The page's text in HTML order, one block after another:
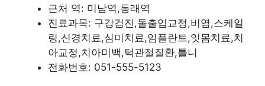
근처 역: 미남역,동래역
진료과목: 구강검진,돌출입교정,비염,스케일
링,신경치료,심미치료,임플란트,잇몸치료,치
아교정,치아미백,턱관절질환,틀니
전화번호: 051-555-5123